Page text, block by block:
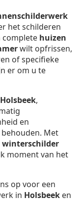
het schilderen
complete huizen
wilt opfrissen,
of specifieke
er om u te
Holsbeek,
en
Met
winterschilder
moment van het
op voor een
in Holsbeek en